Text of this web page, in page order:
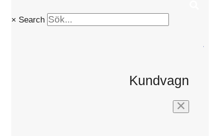
× Search
Kundvagn